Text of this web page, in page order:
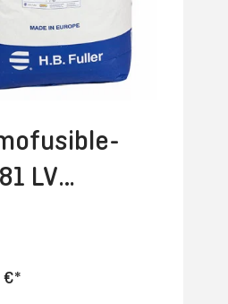
LV
25 Kg
€*